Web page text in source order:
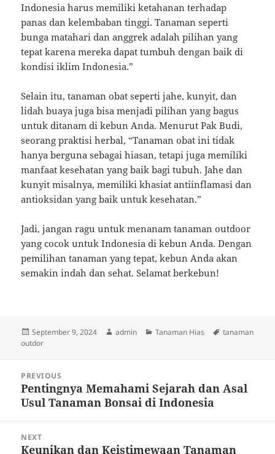
Indonesia harus memiliki ketahanan terhadap
panas dan kelembaban tinggi. Tanaman seperti
bunga matahari dan anggrek adalah pilihan yang
tepat karena mereka dapat tumbuh dengan baik di
kondisi iklim Indonesia.”
Selain itu, tanaman obat seperti jahe, kunyit, dan
lidah buaya juga bisa menjadi pilihan yang bagus
untuk ditanam di kebun Anda. Menurut Pak Budi,
seorang praktisi herbal, “Tanaman obat ini tidak
hanya berguna sebagai hiasan, tetapi juga memiliki
manfaat kesehatan yang baik bagi tubuh. Jahe dan
kunyit misalnya, memiliki khasiat antiinflamasi dan
antioksidan yang baik untuk kesehatan.”
Jadi, jangan ragu untuk menanam tanaman outdoor
yang cocok untuk Indonesia di kebun Anda. Dengan
pemilihan tanaman yang tepat, kebun Anda akan
semakin indah dan sehat. Selamat berkebun!
Posted
on
September 9, 2024 Author
admin Categories
Tanaman Hias Tags
tanaman
outdor
navigation
PREVIOUS
Previous
post:
Pentingnya Memahami Sejarah dan Asal
Usul Tanaman Bonsai di Indonesia
NEXT
Next
Keunikan dan Keistimewaan Tanaman